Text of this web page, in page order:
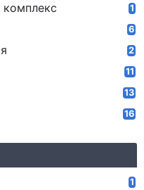
1
6
2
11
13
16
1